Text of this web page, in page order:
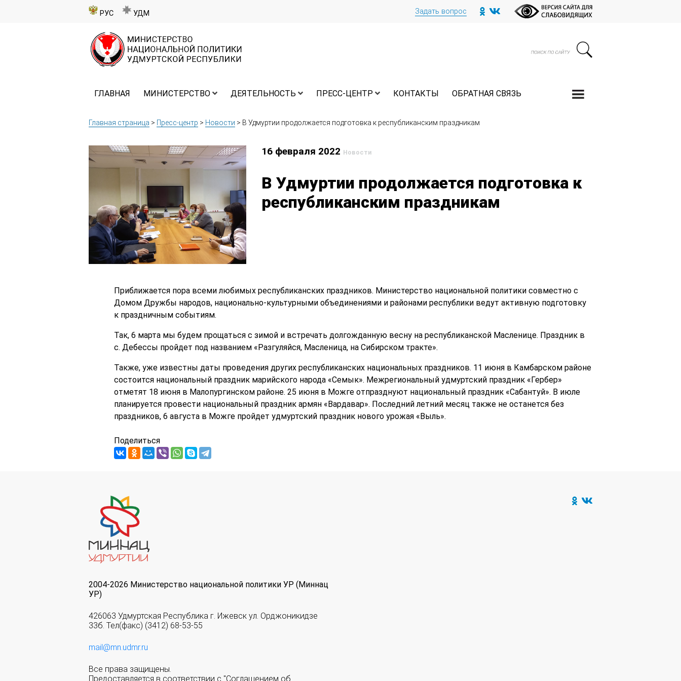
РУС УДМ Задать вопрос
ГЛАВНАЯ МИНИСТЕРСТВО ДЕЯТЕЛЬНОСТЬ ПРЕСС-ЦЕНТР КОНТАКТЫ ОБРАТНАЯ СВЯЗЬ
Главная страница > Пресс-центр > Новости > В Удмуртии продолжается подготовка к республиканским праздникам
16 февраля 2022 Новости
В Удмуртии продолжается подготовка к
республиканским праздникам
Приближается пора всеми любимых республиканских праздников. Министерство национальной политики совместно с
Домом Дружбы народов, национально-культурными объединениями и районами республики ведут активную подготовку
к праздничным событиям.
Так, 6 марта мы будем прощаться с зимой и встречать долгожданную весну на республиканской Масленице. Праздник в
с. Дебессы пройдет под названием «Разгуляйся, Масленица, на Сибирском тракте».
Также, уже известны даты проведения других республиканских национальных праздников. 11 июня в Камбарском районе
состоится национальный праздник марийского народа «Семык». Межрегиональный удмуртский праздник «Гербер»
отметят 18 июня в Малопургинском районе. 25 июня в Можге отпразднуют национальный праздник «Сабантуй». В июле
планируется провести национальный праздник армян «Вардавар». Последний летний месяц также не останется без
праздников, 6 августа в Можге пройдет удмуртский праздник нового урожая «Выль».
Поделиться
2004-2026 Министерство национальной политики УР (Миннац
УР)
426063 Удмуртская Республика г. Ижевск ул. Орджоникидзе
33б. Тел(факс) (3412) 68-53-55
mail@mn.udmr.ru
Все права защищены.
Предоставляется в соответствии с "Соглашением об